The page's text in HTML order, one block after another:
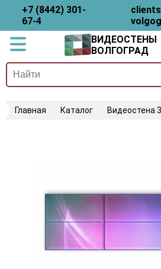
+7 (8442) 301-
67-4
ВИДЕОСТЕНЫ
ВОЛГОГРАД
Главная Каталог Видеостена